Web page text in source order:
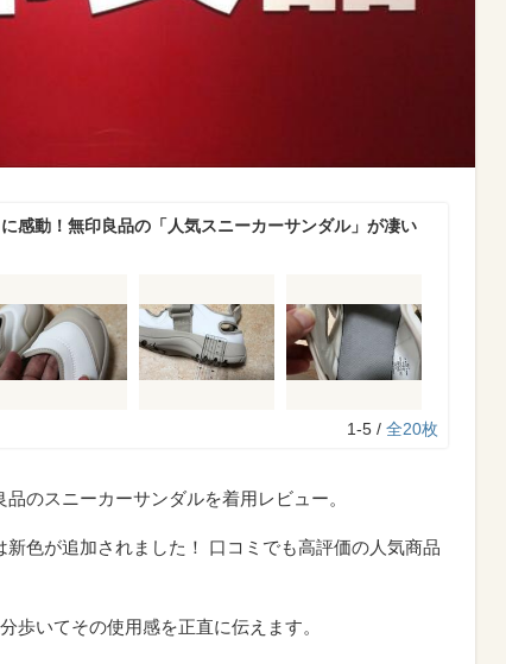
に感動！無印良品の「人気スニーカーサンダル」が凄い
1-5 / 全20枚
のスニーカーサンダルを着用レビュー。
色が追加されました！ 口コミでも高評価の人気商品
歩いてその使用感を正直に伝えます。